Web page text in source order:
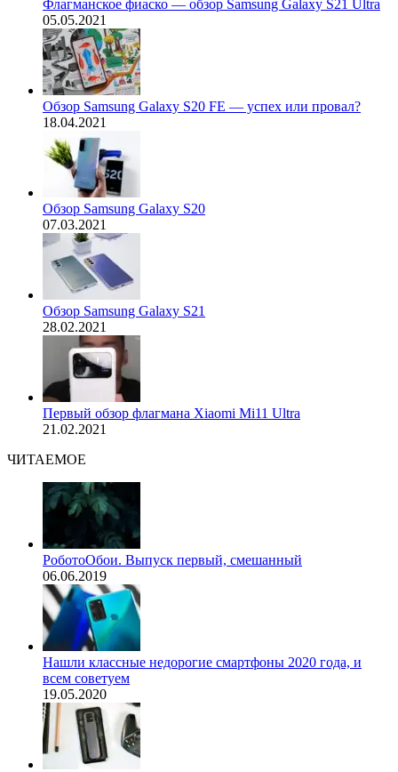
Флагманское фиаско — обзор Samsung Galaxy S21 Ultra
05.05.2021
Обзор Samsung Galaxy S20 FE — успех или провал?
18.04.2021
Обзор Samsung Galaxy S20
07.03.2021
Обзор Samsung Galaxy S21
28.02.2021
Первый обзор флагмана Xiaomi Mi11 Ultra
21.02.2021
ЧИТАЕМОЕ
РоботоОбои. Выпуск первый, смешанный
06.06.2019
Нашли классные недорогие смартфоны 2020 года, и
всем советуем
19.05.2020